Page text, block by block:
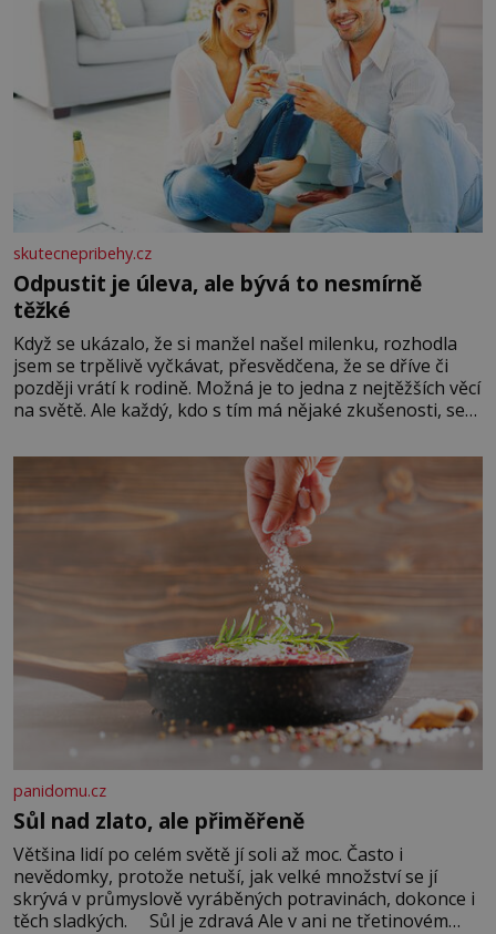
skutecnepribehy.cz
Odpustit je úleva, ale bývá to nesmírně
těžké
Když se ukázalo, že si manžel našel milenku, rozhodla
jsem se trpělivě vyčkávat, přesvědčena, že se dříve či
později vrátí k rodině. Možná je to jedna z nejtěžších věcí
na světě. Ale každý, kdo s tím má nějaké zkušenosti, se
Když se ke mně doneslo, že si manžel pořídil milenku,
panidomu.cz
Sůl nad zlato, ale přiměřeně
Většina lidí po celém světě jí soli až moc. Často i
nevědomky, protože netuší, jak velké množství se jí
skrývá v průmyslově vyráběných potravinách, dokonce i
těch sladkých. Sůl je zdravá Ale v ani ne třetinovém